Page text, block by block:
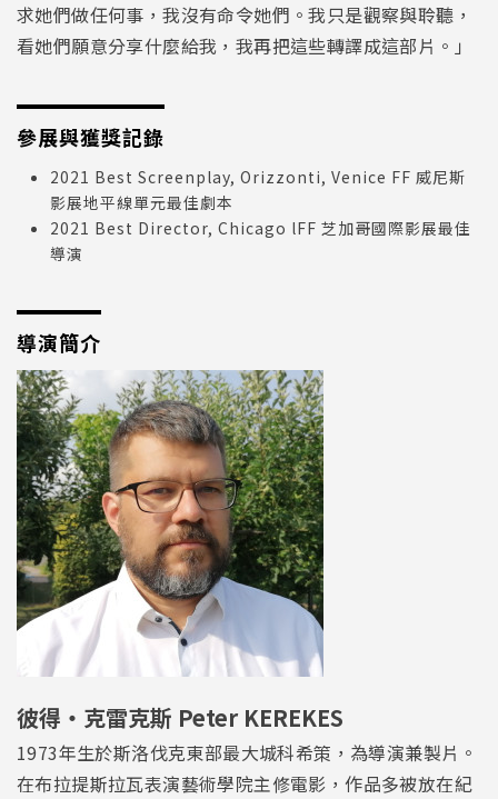
求她們做任何事，我沒有命令她們。我只是觀察與聆聽，
看她們願意分享什麼給我，我再把這些轉譯成這部片。」
參展與獲獎記錄
2021 Best Screenplay, Orizzonti, Venice FF 威尼斯
影展地平線單元最佳劇本
2021 Best Director, Chicago lFF 芝加哥國際影展最佳
導演
導演簡介
彼得・克雷克斯 Peter KEREKES
1973年生於斯洛伐克東部最大城科希策，為導演兼製片。
在布拉提斯拉瓦表演藝術學院主修電影，作品多被放在紀